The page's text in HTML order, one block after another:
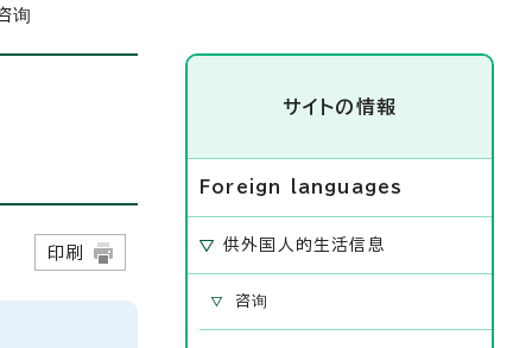
询
印刷
サイトの情報
Foreign languages
供外国人的生活信息
咨询